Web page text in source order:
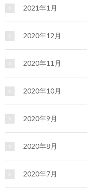
2021年1月
2020年12月
2020年11月
2020年10月
2020年9月
2020年8月
2020年7月